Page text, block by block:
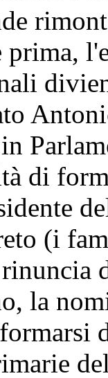
prima,
di
(i
la